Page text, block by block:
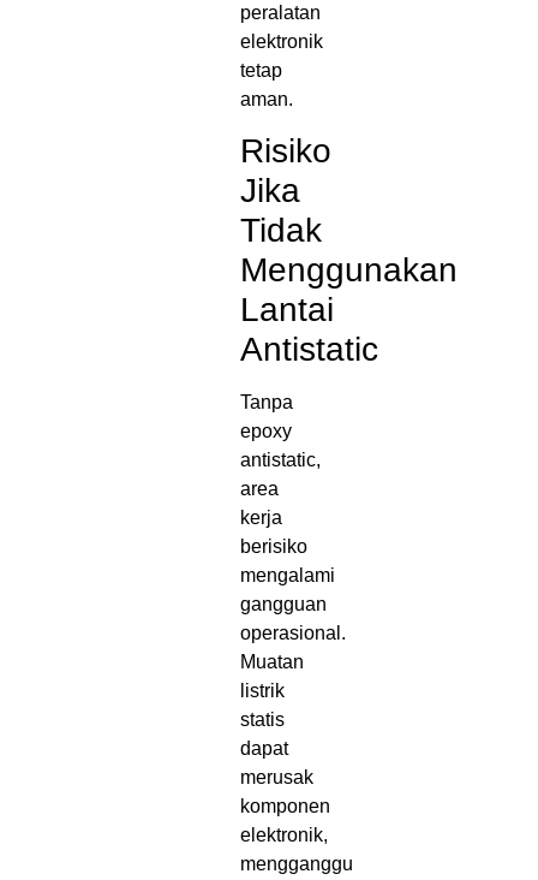
peralatan
elektronik
tetap
aman.
Risiko
Jika
Tidak
Menggunakan
Lantai
Antistatic
Tanpa
epoxy
antistatic,
area
kerja
berisiko
mengalami
gangguan
operasional.
Muatan
listrik
statis
dapat
merusak
komponen
elektronik,
mengganggu